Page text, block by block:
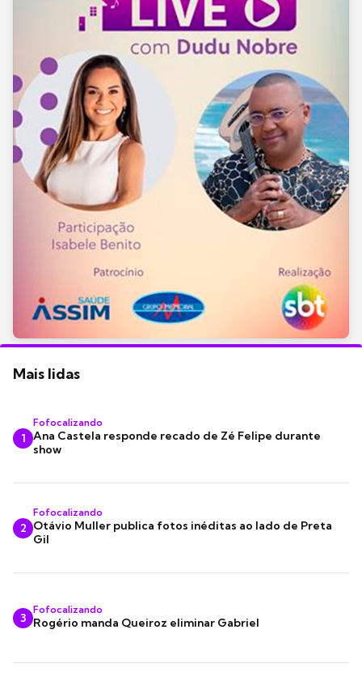
Mais lidas
1
Fofocalizando
Ana Castela responde recado de Zé Felipe durante
show
2
Fofocalizando
Otávio Muller publica fotos inéditas ao lado de Preta
Gil
3
Fofocalizando
Rogério manda Queiroz eliminar Gabriel